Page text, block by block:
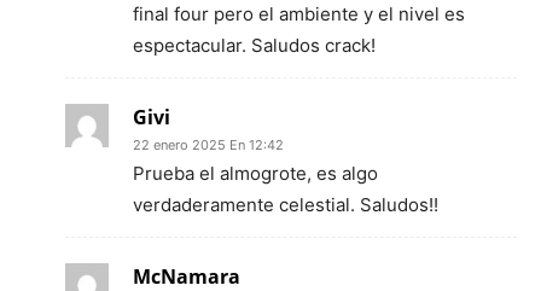
final four pero el ambiente y el nivel es
espectacular. Saludos crack!
Givi
22 enero 2025 En 12:42
Prueba el almogrote, es algo
verdaderamente celestial. Saludos!!
McNamara